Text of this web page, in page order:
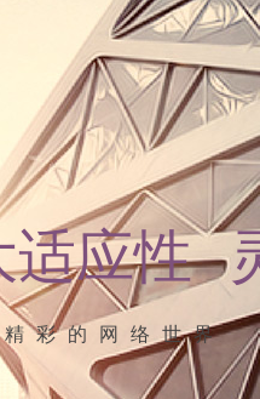
应性
彩的网络世界